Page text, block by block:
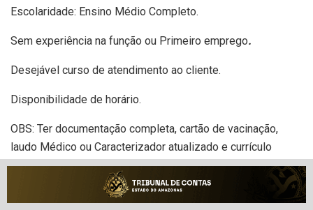
Escolaridade: Ensino Médio Completo.
Sem experiência na função ou Primeiro emprego.
Desejável curso de atendimento ao cliente.
Disponibilidade de horário.
OBS: Ter documentação completa, cartão de vacinação,
laudo Médico ou Caracterizador atualizado e currículo
atualizado.